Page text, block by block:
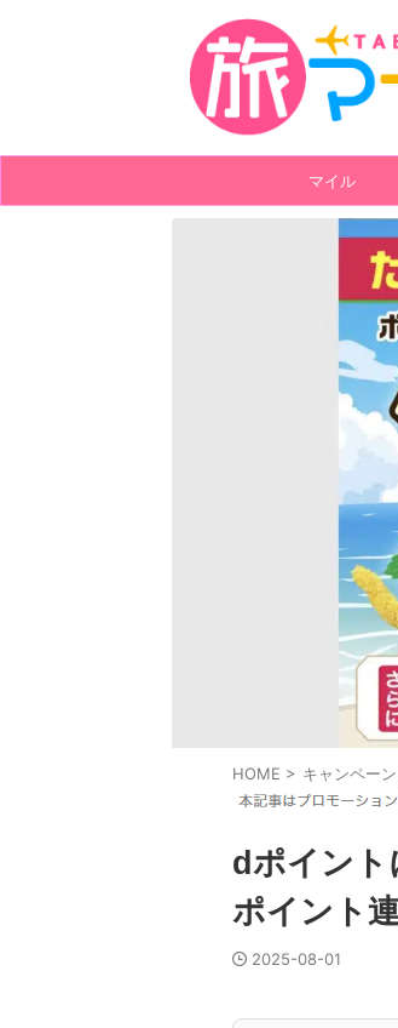
マイル
HOME > キャンペーン
dポイント
ポイント
2025-08-01